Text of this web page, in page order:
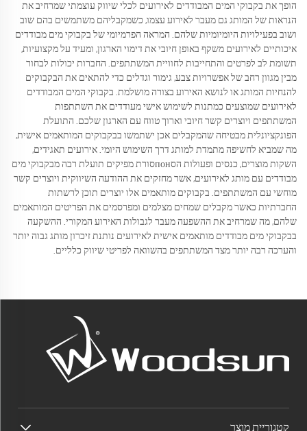
הופך את בקבוקי המים המבודדים לאירועים לכלי שיווק עוצמתי שמרחיב את
הנראות של המותג גם מעבר לאירוע עצמו, כשמקבליהם משתמשים בהם שוב
ושוב בפעילויות היומיומיות שלהם. המראה הפרמיומי של בקבוקי מים מבודדים
איכותיים לאירועים משקף באופן חיובי את דימוי הארגון, ומעיד על מקצועיות,
תשומת לב לפרטים והתחייבות לחוויית המשתתפים. החברות יכולות לבחור
מבין מגוון רחב של אפשרויות צבע, גימור וגדלים כדי להתאים את הבקבוקים
להנחיות המותג או לנושא האירוע בצורה מושלמת. בקבוקי המים המבודדים
לאירועים שמוצעים כמתנות לשימוש אישי מעודדים את השתתפות
המשתתפים ויוצרים קשר חיובי וארוך טווח עם הארגון שלכם. התועלת
הפונקציונלית מבטיחה שהמקבלים אכן ישתמשו בבקבוקים המותאמים אישית,
מה שמביא לחשיפה מתמדת למותג דרך השימוש היומי. אירועים תאגידים,
השקות מוצרים, כנסים ופעולות הסпонסורת מפיקים תועלת רבה מבקבוקי מים
מבודדים עם מותג לאירועים, אשר מחזקים את ההודעה השיווקית ויוצרים קשר
מוחשי עם המשתתפים. בקבוקים מותאמים אלו יוצרים תוכן לרשתות
החברתיות כאשר מקבלים שמחים מצלמים ומפרסמים את הפריטים המותאמים
שלהם, מה שמרחיב את ההשפעה מעבר לגבולות האירוע המקורי. ההשקעה
בבקבוקי מים מבודדים מותאמים אישית לאירועים נותנת זיכרון מותג גבוה יותר
והערכה רבה יותר מצד המשתתפים בהשוואה לפריטי שיווק כלליים.
קטגוריית מוצר